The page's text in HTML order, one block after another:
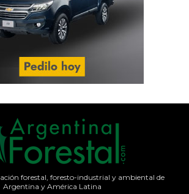
forestal, foresto-industrial y ambiental de
Argentina y América Latina